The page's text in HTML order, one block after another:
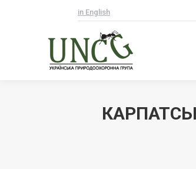
in English